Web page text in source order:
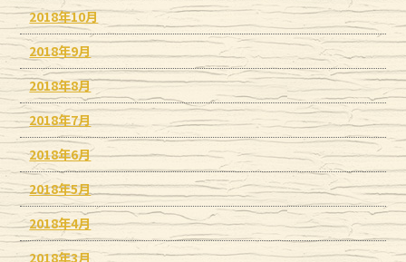
2018年10月
2018年9月
2018年8月
2018年7月
2018年6月
2018年5月
2018年4月
2018年3月